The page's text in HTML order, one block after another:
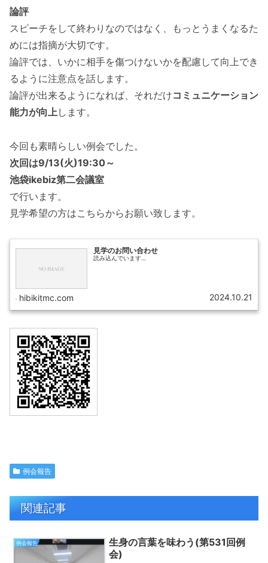
論評
スピーチをして終わりなのではなく、もっとうまくなるた
めには指摘が大切です。
論評では、いかに相手を傷つけないかを配慮して向上でき
るように注意点を話します。
論評が出来るようになれば、それだけコミュニケーション
能力が向上します。
今回も素晴らしい例会でした。
次回は9/13(火)19:30～
池袋ikebiz第二会議室
で行います。
見学希望の方はこちらからお願い致します。
見学のお問い合わせ
読み込んでいます…
hibikitmc.com 2024.10.21
例会報告
関連記事
例会報告
生身の言葉を味わう(第531回例
会)